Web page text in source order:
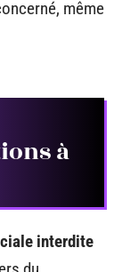
même
à
interdite